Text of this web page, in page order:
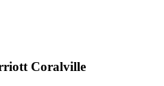
Coralville